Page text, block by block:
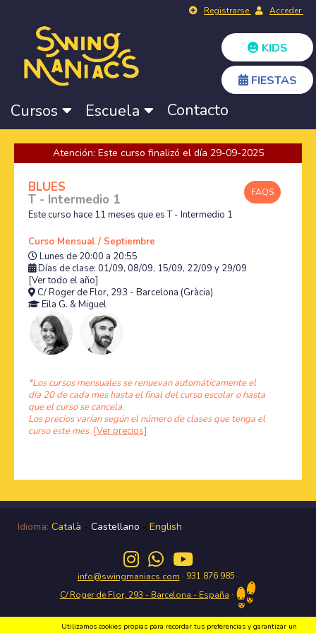
Registrarse Acceder
KIDS
FIESTAS
Cursos Escuela Contacto
Atención: Este curso finalizó el día 29-09-2025
FAQS
BLUES
T - Intermedio 1
Este curso hace 11 meses que es T - Intermedio 1
Curso Mensual / Septiembre
Lunes de 20:00 a 20:55
Días de clase: 01/09, 08/09, 15/09, 22/09 y 29/09
[Ver todo el año]
C/ Roger de Flor, 293 - Barcelona (Gràcia)
Eila G. & Miguel
*Los cursos mensuales se renuevan automáticamente el
día 20 de cada mes hasta el final del curso escolar o hasta
que el curso se cancela.
Los precios varían según el número de clases que tenga el
curso este mes. [Ver precios]
Idioma: Català - Castellano - English
info@swingmaniacs.com · 931 876 985 ·
C/ Roger de Flor, 293 - Barcelona - España ·
Utilizamos cookies propias para recordar tus preferencias y garantizar un